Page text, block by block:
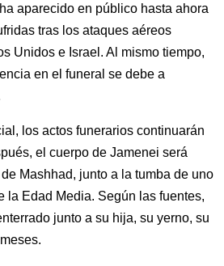
aparecido en público hasta ahora
tras los ataques aéreos
Unidos e Israel. Al mismo tiempo,
en el funeral se debe a
los actos funerarios continuarán
el cuerpo de Jamenei será
Mashhad, junto a la tumba de uno
la Edad Media. Según las fuentes,
junto a su hija, su yerno, su